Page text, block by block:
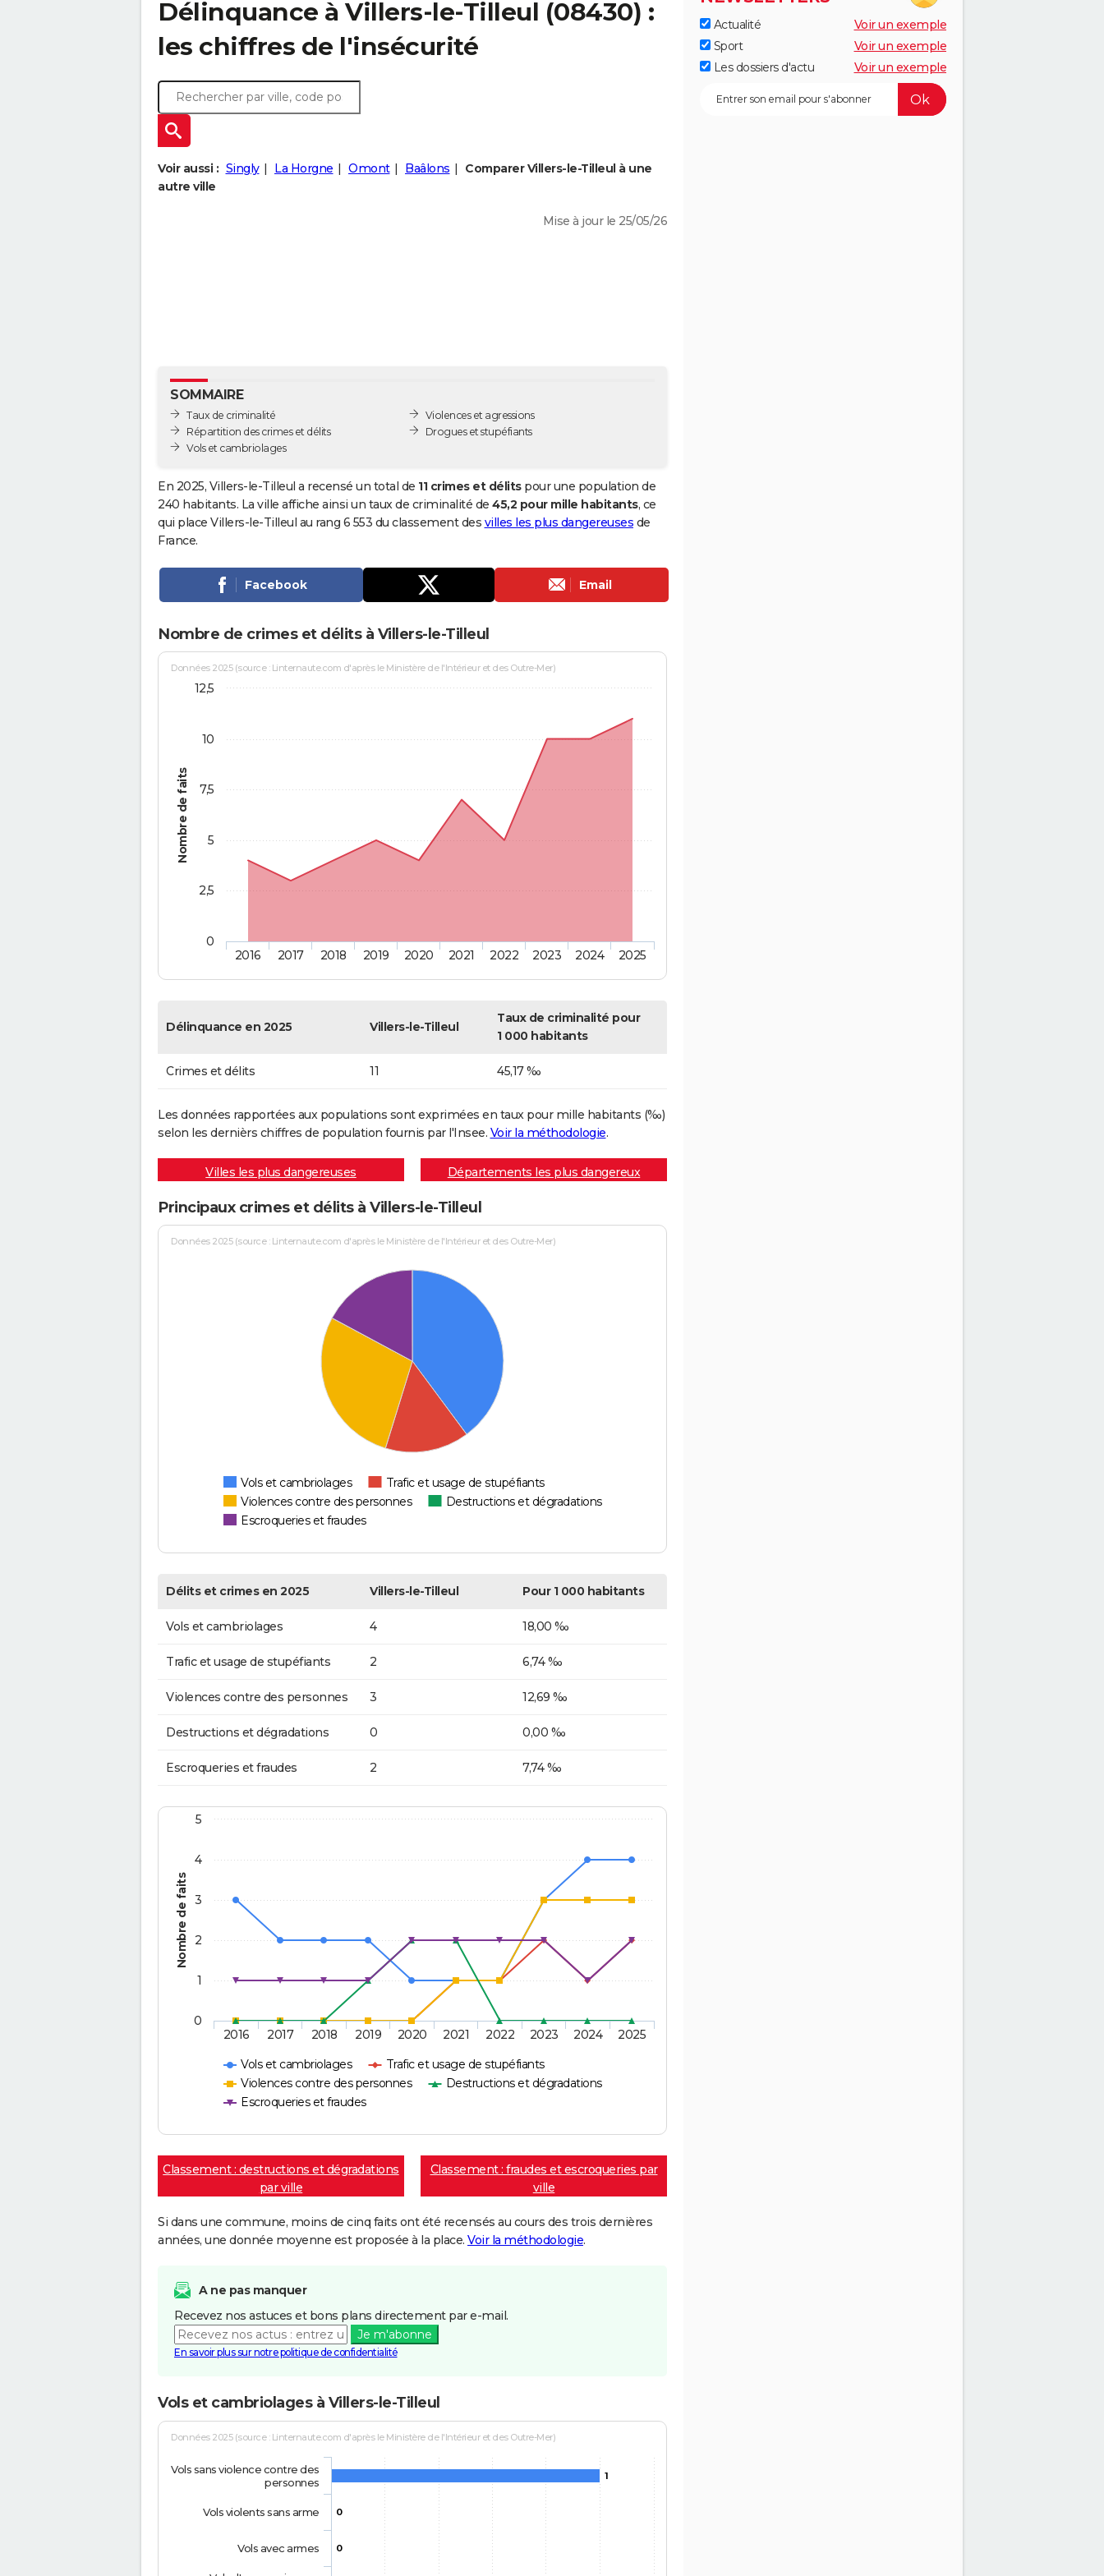
Délinquance à Villers-le-Tilleul (08430) :
les chiffres de l'insécurité
Voir aussi : Singly La Horgne Omont Baâlons
Comparer Villers-le-Tilleul à une
autre ville
Mise à jour le 25/05/26
SOMMAIRE
Taux de criminalité
Répartition des crimes et délits
Vols et cambriolages
Violences et agressions
Drogues et stupéfiants
En 2025, Villers-le-Tilleul a recensé un total de 11 crimes et délitspour une population de
240 habitants. La ville affiche ainsi un taux de criminalité de 45,2 pour mille habitants, ce
qui place Villers-le-Tilleul au rang 6 553 du classement des villes les plus dangereuses de
France.
Facebook Email
Nombre de crimes et délits à Villers-le-Tilleul
Nombre de faits
Données 2025 (source : Linternaute.com d'après le Ministère de l'Intérieur et des Outre-Mer)
2016 2017 2018 2019 2020 2021 2022 2023 2024 2025
0
2,5
5
7,5
10
12,5
Délinquance en 2025 Villers-le-Tilleul
Taux de criminalité pour
1 000 habitants
Crimes et délits 11 45,17 ‰
Les données rapportées aux populations sont exprimées en taux pour mille habitants (‰)
selon les dernièrs chiffres de population fournis par l'Insee. Voir la méthodologie.
Villes les plus dangereuses Départements les plus dangereux
Principaux crimes et délits à Villers-le-Tilleul
Données 2025 (source : Linternaute.com d'après le Ministère de l'Intérieur et des Outre-Mer)
Vols et cambriolages
Trafic et usage de stupéfiants
Violences contre des personnes
Destructions et dégradations
Escroqueries et fraudes
Délits et crimes en 2025 Villers-le-Tilleul Pour 1 000 habitants
Vols et cambriolages 4 18,00 ‰
Trafic et usage de stupéfiants 2 6,74 ‰
Violences contre des personnes 3 12,69 ‰
Destructions et dégradations 0 0,00 ‰
Escroqueries et fraudes 2 7,74 ‰
Nombre de faits
Vols et cambriolages
Trafic et usage de stupéfiants
Violences contre des personnes
Destructions et dégradations
Escroqueries et fraudes
2016 2017 2018 2019 2020 2021 2022 2023 2024 2025
0
1
2
3
4
5
Classement : destructions et dégradations
par ville
Classement : fraudes et escroqueries par
ville
Si dans une commune, moins de cinq faits ont été recensés au cours des trois dernières
années, une donnée moyenne est proposée à la place. Voir la méthodologie.
A ne pas manquer
Recevez nos astuces et bons plans directement par e-mail.
Je m'abonne
En savoir plus sur notre politique de confidentialité
Vols et cambriolages à Villers-le-Tilleul
Données 2025 (source : Linternaute.com d'après le Ministère de l'Intérieur et des Outre-Mer)
1
0
0
Vols sans violence contre des
personnes
Vols violents sans arme
Vols avec armes
Actualité
Voir un exemple
Sport
Voir un exemple
Les dossiers d'actu
Voir un exemple